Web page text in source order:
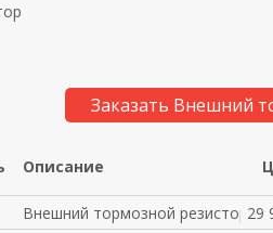
Заказать Внешний
Описание
Внешний тормозной резистор 20
29